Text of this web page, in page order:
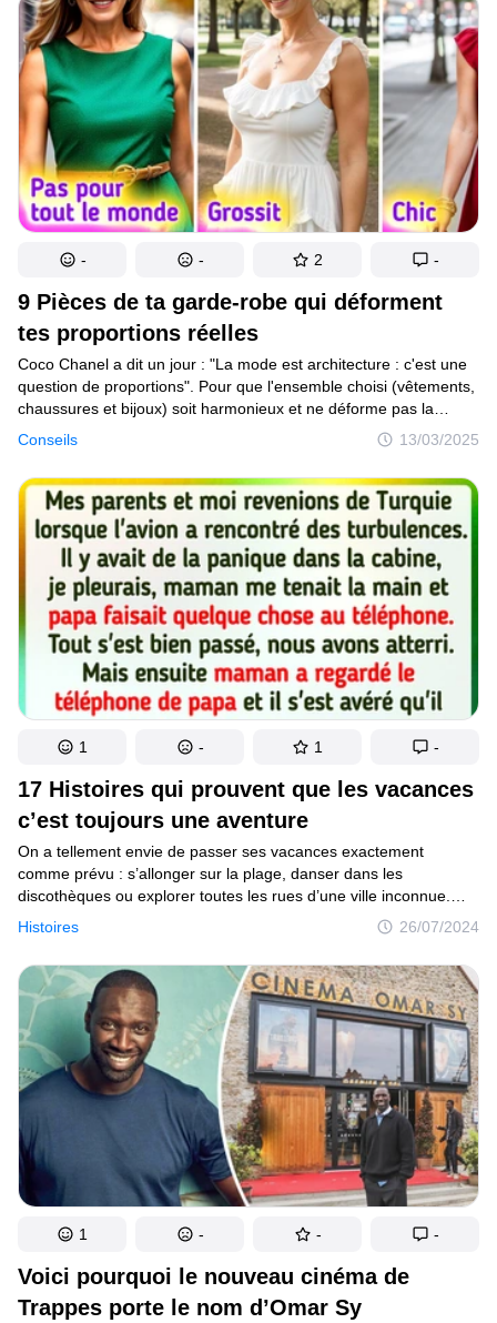
est conçue pour t’embarquer grâce à ses personnages et son
intrigue, avant de te surprendre avec une révélation
ou un changement soudain de direction.Que tu sois fan
de suspense, de drame, ou simplement amateur de bonnes
surprises, ces histoires te tiendront en haleine. Alors installe-toi
confortablement et prépare-toi à être à la fois diverti et intrigué
par les retournements inattendus qui t’attendent.
9 Pièces de ta garde-robe qui déforment
tes proportions réelles
Conseils 13/03/2025
Coco Chanel a dit un jour : "La mode est architecture : c'est une
question de proportions". Pour que l'ensemble choisi (vêtements,
chaussures et bijoux) soit harmonieux et ne déforme pas la
silhouette, il convient de suivre attentivement les lignes qui
- - 2 -
17 Histoires qui prouvent que les vacances
c’est toujours une aventure
Histoires 26/07/2024
On a tellement envie de passer ses vacances exactement
comme prévu : s’allonger sur la plage, danser dans les
discothèques ou explorer toutes les rues d’une ville inconnue.
Mais l’expérience de nombreux voyageurs montre que les
aventures sont presque toujours au rendez-vous. C’est
exactement ce qui est arrivé aux héros de cet article.
1 - 1 -
Voici pourquoi le nouveau cinéma de
Trappes porte le nom d’Omar Sy
1 - - -